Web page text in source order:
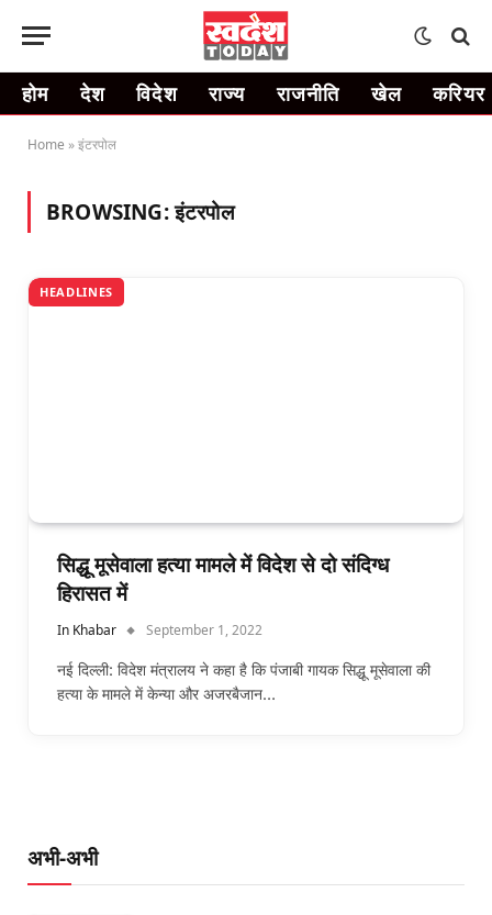
होम देश विदेश राज्य राजनीति खेल करियर
Home »इंटरपोल
BROWSING:इंटरपोल
HEADLINES
सिद्धू मूसेवाला हत्या मामले में विदेश से दो संदिग्ध
हिरासत में
In Khabar September 1, 2022
नई दिल्ली: विदेश मंत्रालय ने कहा है कि पंजाबी गायक सिद्धू मूसेवाला की
हत्या के मामले में केन्या और अजरबैजान…
अभी-अभी